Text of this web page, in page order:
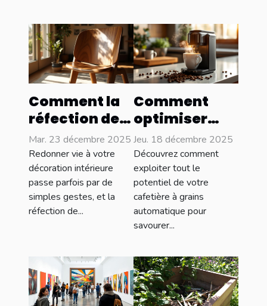
Comment la
réfection de
meubles peut
transformer
votre
intérieur ?
Mar. 23 décembre 2025
Redonner vie à votre
décoration intérieure
passe parfois par de
simples gestes, et la
réfection de...
Comment
optimiser
l'utilisation
de votre
cafetière à
grains
automatique
?
Jeu. 18 décembre 2025
Découvrez comment
exploiter tout le
potentiel de votre
cafetière à grains
automatique pour
savourer...